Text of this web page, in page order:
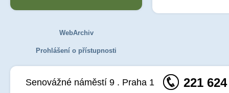
WebArchiv
Prohlášení o přístupnosti
Senovážné náměstí 9 . Praha 1 221